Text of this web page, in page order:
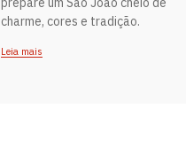
charme, cores e tradição.
Leia mais